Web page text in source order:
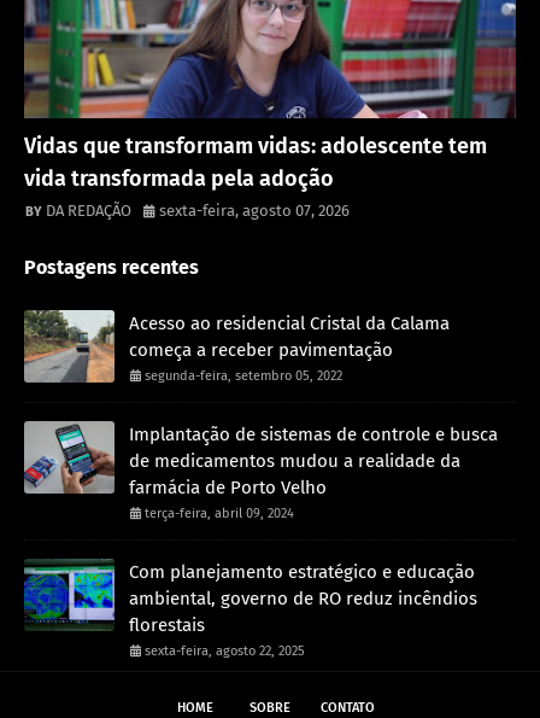
Vidas que transformam vidas: adolescente tem
vida transformada pela adoção
DA REDAÇÃO sexta-feira, agosto 07, 2026
Postagens recentes
Acesso ao residencial Cristal da Calama
começa a receber pavimentação
segunda-feira, setembro 05, 2022
Implantação de sistemas de controle e busca
de medicamentos mudou a realidade da
farmácia de Porto Velho
terça-feira, abril 09, 2024
Com planejamento estratégico e educação
ambiental, governo de RO reduz incêndios
florestais
sexta-feira, agosto 22, 2025
HOME SOBRE CONTATO